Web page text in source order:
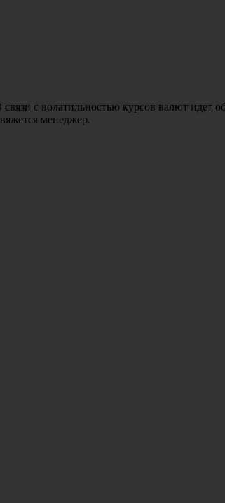
с волатильностью курсов валют идет
менеджер.